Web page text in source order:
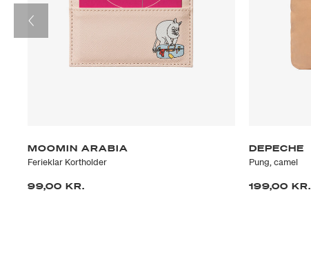
MOOMIN ARABIA
Ferieklar Kortholder
99,00 KR.
DEPECHE
Pung, camel
199,00 KR.